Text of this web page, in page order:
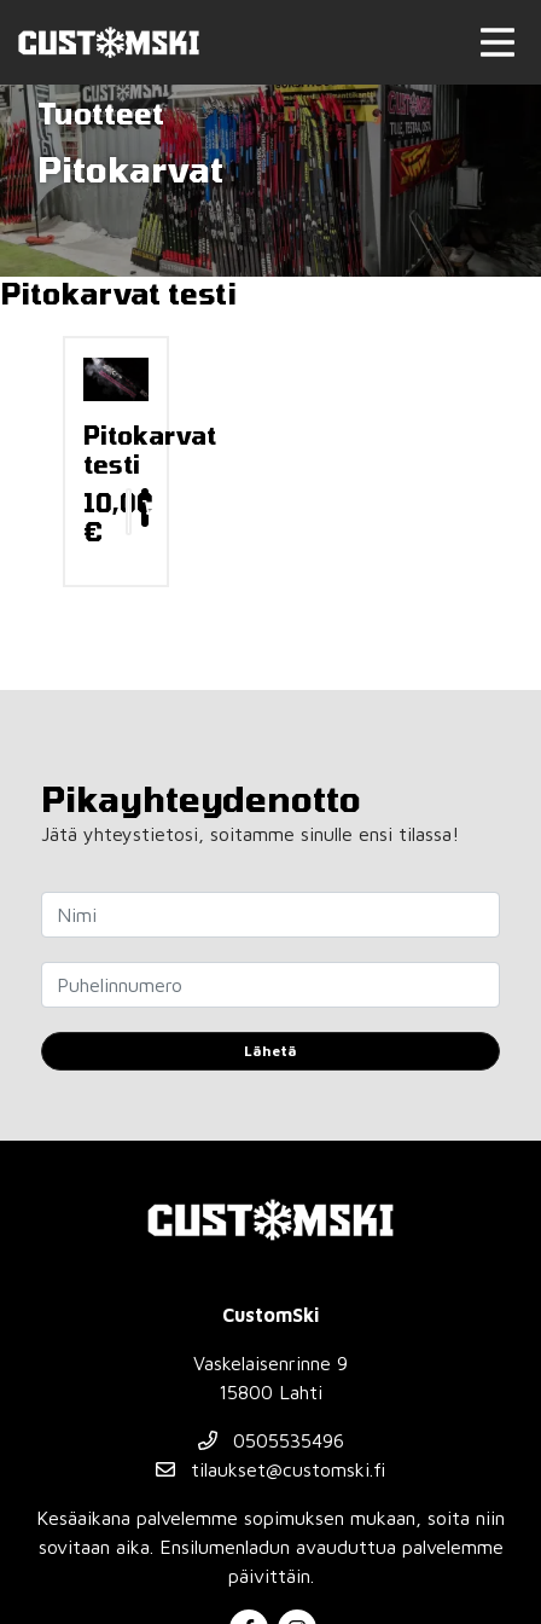
Tuotteet
Pitokarvat
Pitokarvat testi
Pitokarvat
testi
10,00
€
Pikayhteydenotto
Jätä yhteystietosi, soitamme sinulle ensi tilassa!
Lähetä
CustomSki
Vaskelaisenrinne 9
15800 Lahti
0505535496
tilaukset@customski.fi
Kesäaikana palvelemme sopimuksen mukaan, soita niin
sovitaan aika. Ensilumenladun avauduttua palvelemme
päivittäin.